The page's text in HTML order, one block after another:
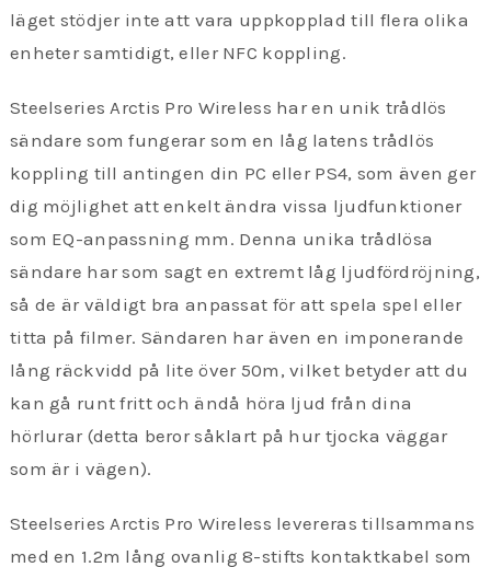
läget stödjer inte att vara uppkopplad till flera olika
enheter samtidigt, eller NFC koppling.
Steelseries Arctis Pro Wireless har en unik trådlös
sändare som fungerar som en låg latens trådlös
koppling till antingen din PC eller PS4, som även ger
dig möjlighet att enkelt ändra vissa ljudfunktioner
som EQ-anpassning mm. Denna unika trådlösa
sändare har som sagt en extremt låg ljudfördröjning,
så de är väldigt bra anpassat för att spela spel eller
titta på filmer. Sändaren har även en imponerande
lång räckvidd på lite över 50m, vilket betyder att du
kan gå runt fritt och ändå höra ljud från dina
hörlurar (detta beror såklart på hur tjocka väggar
som är i vägen).
Steelseries Arctis Pro Wireless levereras tillsammans
med en 1.2m lång ovanlig 8-stifts kontaktkabel som